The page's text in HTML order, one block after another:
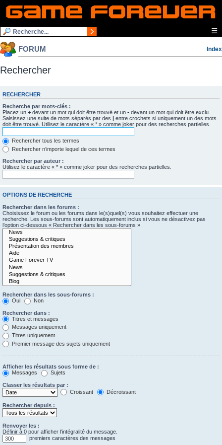
☰
FORUM Index
Rechercher
RECHERCHER
Recherche par mots-clés :
Placez un + devant un mot qui doit être trouvé et un - devant un mot qui doit être exclu.
Saisissez une suite de mots séparés par des | entre crochets si uniquement un des mots
doit être trouvé. Utilisez le caractère « * » comme joker pour des recherches partielles.
Rechercher tous les termes
Rechercher n’importe lequel de ces termes
Rechercher par auteur :
Utilisez le caractère « * » comme joker pour des recherches partielles.
OPTIONS DE RECHERCHE
Rechercher dans les forums :
Choisissez le forum ou les forums dans le(s)quel(s) vous souhaitez effectuer une
recherche. Les sous-forums sont automatiquement inclus si vous ne désactivez pas
l’option ci-dessous « Rechercher dans les sous-forums ».
Rechercher dans les sous-forums :
Oui
Non
Rechercher dans :
Titres et messages
Messages uniquement
Titres uniquement
Premier message des sujets uniquement
Afficher les résultats sous forme de :
Messages
Sujets
Classer les résultats par :
Croissant
Décroissant
Rechercher depuis :
Renvoyer les :
Définir à 0 pour afficher l’intégralité du message.
premiers caractères des messages